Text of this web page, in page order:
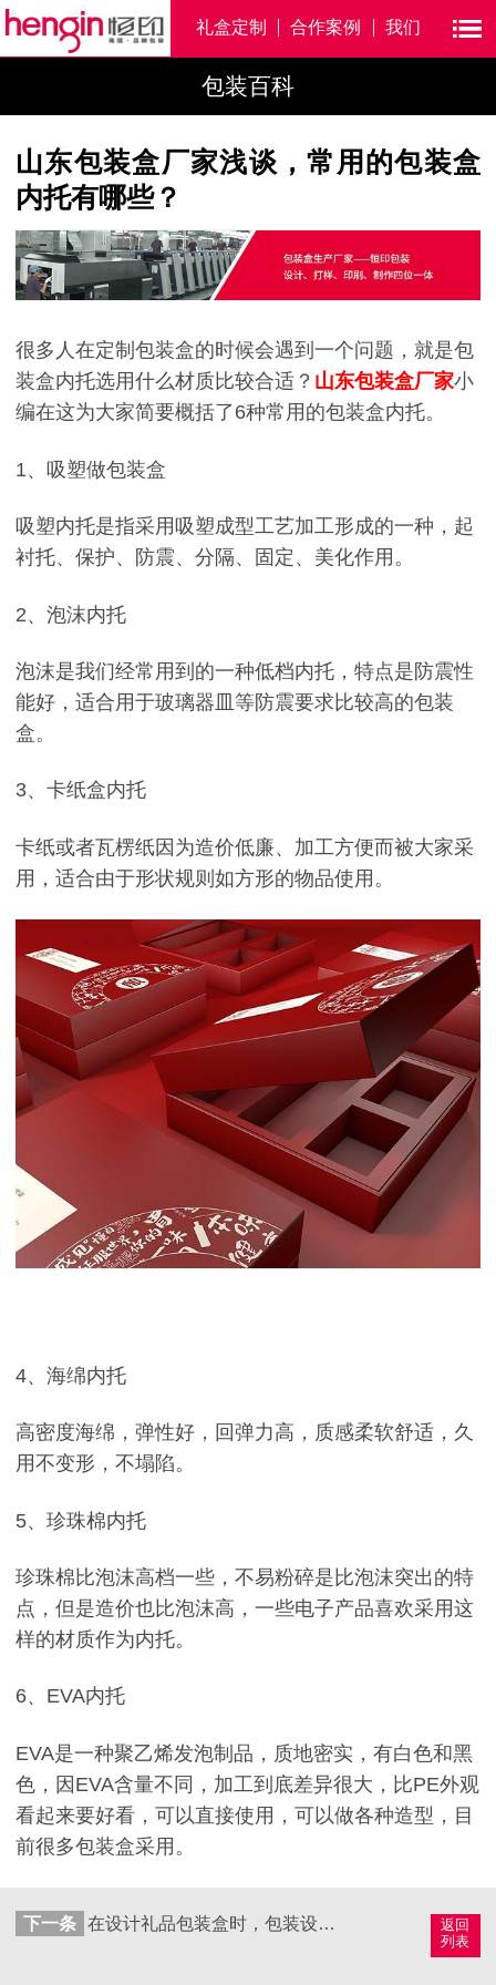
礼盒定制 合作案例 我们
包装百科
山东包装盒厂家浅谈，常用的包装盒
内托有哪些？
很多人在定制包装盒的时候会遇到一个问题，就是包
装盒内托选用什么材质比较合适？ 山东包装盒厂家小
编在这为大家简要概括了6种常用的包装盒内托。
1、吸塑做包装盒
吸塑内托是指采用吸塑成型工艺加工形成的一种，起
衬托、保护、防震、分隔、固定、美化作用。
2、泡沫内托
泡沫是我们经常用到的一种低档内托，特点是防震性
能好，适合用于玻璃器皿等防震要求比较高的包装
盒。
3、卡纸盒内托
卡纸或者瓦楞纸因为造价低廉、加工方便而被大家采
用，适合由于形状规则如方形的物品使用。
4、海绵内托
高密度海绵，弹性好，回弹力高，质感柔软舒适，久
用不变形，不塌陷。
5、珍珠棉内托
珍珠棉比泡沫高档一些，不易粉碎是比泡沫突出的特
点，但是造价也比泡沫高，一些电子产品喜欢采用这
样的材质作为内托。
6、EVA内托
EVA是一种聚乙烯发泡制品，质地密实，有白色和黑
色，因EVA含量不同，加工到底差异很大，比PE外观
看起来要好看，可以直接使用，可以做各种造型，目
前很多包装盒采用。
返回
列表
下一条 在设计礼品包装盒时，包装设计三大定位，你知道几点？